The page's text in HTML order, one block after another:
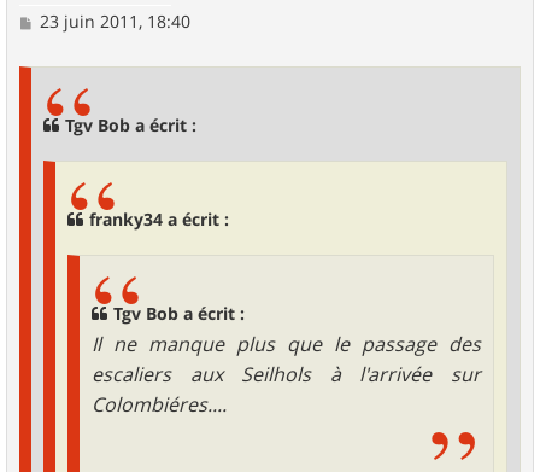
M
23 juin 2011, 18:40
Tgv Bob a écrit :
franky34 a écrit :
Tgv Bob a écrit :
Il ne manque plus que le passage des
escaliers aux Seilhols à l'arrivée sur
Colombiéres....